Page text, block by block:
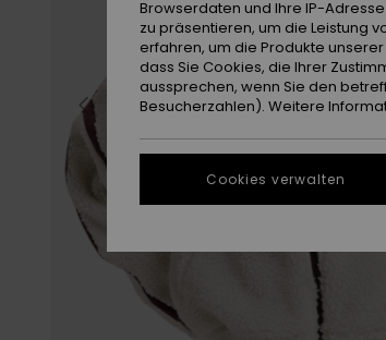
Browserdaten und Ihre IP-
zu präsentieren, um die Leistung
erfahren, um die Produkte
dass Sie Cookies, die Ihrer
aussprechen, wenn Sie den
Besucherzahlen). Weitere
Cookies verwalten